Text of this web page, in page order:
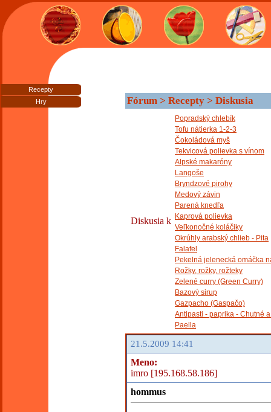
Recepty
Hry
Fórum > Recepty > Diskusia
Diskusia k
Popradský chlebík
Tofu nátierka 1-2-3
Čokoládová myš
Tekvicová polievka s vínom
Alpské makaróny
Langoše
Bryndzové pirohy
Medový závin
Parená knedľa
Kaprová polievka
Veľkonočné koláčiky
Okrúhly arabský chlieb - Pita
Falafel
Pekelná jelenecká omáčka
Rožky, rožky, rožteky
Zelené curry (Green Curry)
Bazový sirup
Gazpacho (Gaspačo)
Antipasti - paprika - Chutné
Paella
21.5.2009 14:41
Meno:
imro [195.168.58.186]
hommus